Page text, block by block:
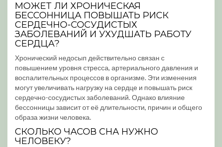
МОЖЕТ ЛИ ХРОНИЧЕСКАЯ
БЕССОННИЦА ПОВЫШАТЬ РИСК
СЕРДЕЧНО-СОСУДИСТЫХ
ЗАБОЛЕВАНИЙ И УХУДШАТЬ РАБОТУ
СЕРДЦА?
Хронический недосып действительно связан с
повышением уровня стресса, артериального давления и
воспалительных процессов в организме. Эти изменения
могут увеличивать нагрузку на сердце и повышать риск
сердечно-сосудистых заболеваний. Однако влияние
бессонницы зависит от её длительности, причин и общего
образа жизни человека.
СКОЛЬКО ЧАСОВ СНА НУЖНО
ЧЕЛОВЕКУ?